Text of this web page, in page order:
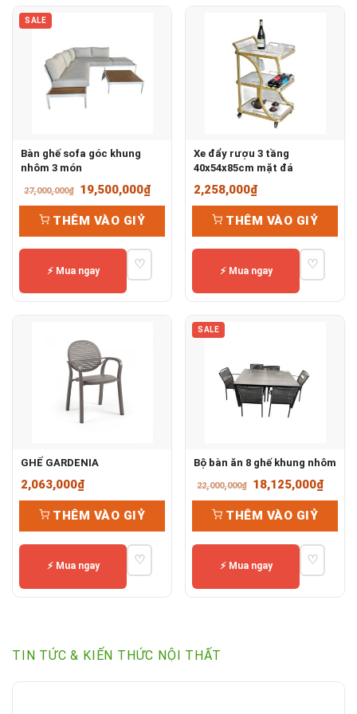
SALE
Bàn ghế sofa góc khung
nhôm 3 món
27,000,000₫
Giá
gốc
là:
27,000,000₫.
19,500,000₫Giá
hiện
19,500,000₫.
THÊM VÀO GIỶ
⚡ Mua ngay ♡
Xe đẩy rượu 3 tầng
40x54x85cm mặt đá
2,258,000₫
THÊM VÀO GIỶ
⚡ Mua ngay ♡
GHẾ GARDENIA
2,063,000₫
THÊM VÀO GIỶ
⚡ Mua ngay ♡
SALE
Bộ bàn ăn 8 ghế khung nhôm
22,000,000₫
Giá
gốc
là:
22,000,000₫.
18,125,000₫Giá
hiện
THÊM VÀO GIỶ
⚡ Mua ngay ♡
TIN TỨC & KIẾN THỨC NỘI THẤT